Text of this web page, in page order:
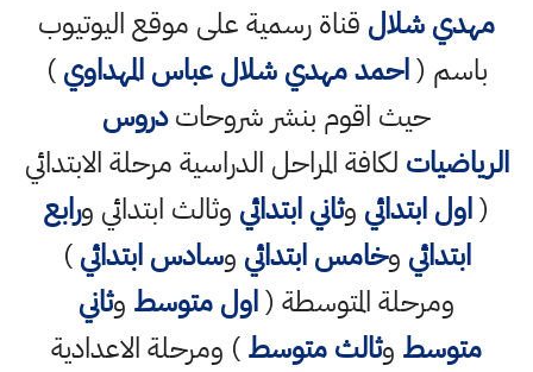
مهدي شلال قناة رسمية على موقع اليوتيوب
باسم (احمد مهدي شلال عباس المهداوي)
حيث اقوم بنشر شروحاتدروس
الرياضيات لكافة المراحل الدراسية مرحلة الابتدائي
(اول ابتدائي وثاني ابتدائي وثالث ابتدائي ورابع
ابتدائي وخامس ابتدائي وسادس ابتدائي)
ومرحلة المتوسطة (اول متوسط وثاني
متوسط وثالث متوسط) ومرحلة الاعدادية